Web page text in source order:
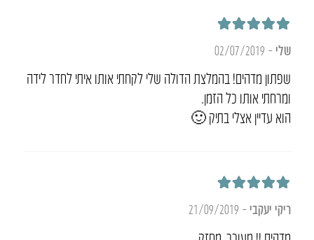
שלי –
02/07/2019
שפתון מדהים! בהמלצת הדולה שלי לקחתי אותו איתי לחדר לידה
ומרחתי אותו כל הזמן.
הוא עדיין אצלי בתיק 🙂
ריקי יעקבי –
21/09/2019